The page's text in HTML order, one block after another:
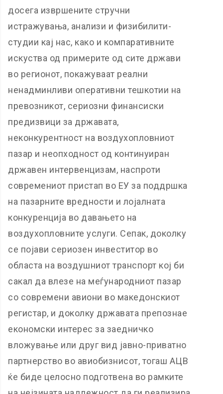
досега извршените стручни
истражувања, анализи и физибилити-
студии кај нас, како и компаративните
искуства од примерите од сите држави
во регионот, покажуваат реални
ненадминливи оперативни тешкотии на
превозникот, сериозни финансиски
предизвици за државата,
неконкурентност на воздухопловниот
пазар и неопходност од континуиран
државен интервенцизам, наспроти
современиот пристап во ЕУ за поддршка
на пазарните вредности и лојалната
конкуренција во давањето на
воздухопловните услуги. Сепак, доколку
се појави сериозен инвеститор во
областа на воздушниот транспорт кој би
сакал да влезе на меѓународниот пазар
со современи авиони во македонскиот
регистар, и доколку државата препознае
економски интерес за заедничко
вложување или друг вид јавно-приватно
партнерство во авиобизнисот, тогаш АЦВ
ќе биде целосно подготвена во рамките